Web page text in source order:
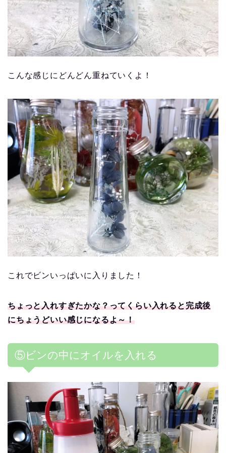
こんな感じにどんどん重ねていくよ！
これでビンいっぱいに入りました！
ちょっと入れすぎたかな？ってくらい入れると完成後
にちょうどいい感じになるよ～！
⑤ビンの中にオイルを入れる